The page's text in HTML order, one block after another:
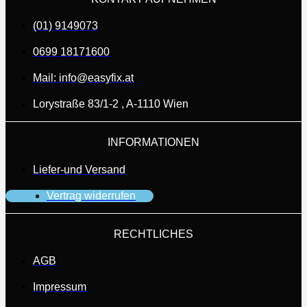
(01) 9149073
0699 18171600
Mail: info@easyfix.at
Lorystraße 83/1-2 , A-1110 Wien
INFORMATIONEN
Liefer-und Versand
Vertrag widerrufen
RECHTLICHES
AGB
Impressum